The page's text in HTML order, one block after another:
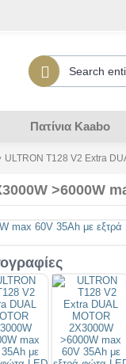
Πατίνια Kaabo
ULTRON T128 V2 Extra
>6000W